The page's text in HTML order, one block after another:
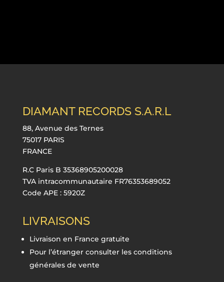
DIAMANT RECORDS S.A.R.L
88, Avenue des Ternes
75017 PARIS
FRANCE
R.C Paris B 35368905200028
TVA intracommunautaire FR76353689052
Code APE : 5920Z
LIVRAISONS
Livraison en France gratuite
Pour l’étranger consulter les conditions
générales de vente